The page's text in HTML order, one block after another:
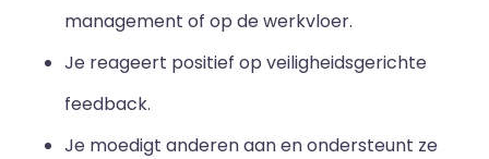
management of op de werkvloer.
Je reageert positief op veiligheidsgerichte
feedback.
Je moedigt anderen aan en ondersteunt ze